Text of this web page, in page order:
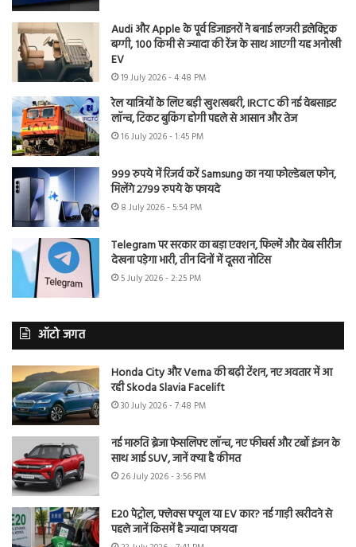
Audi और Apple के पूर्व डिजाइनरों ने बनाई लग्जरी इलेक्ट्रिक
बग्गी, 100 किमी से ज्यादा की रेंज के साथ आएगी यह अनोखी
EV
19 July 2026 - 4:48 PM
रेल यात्रियों के लिए बड़ी खुशखबरी, IRCTC की नई वेबसाइट
लॉन्च, टिकट बुकिंग होगी पहले से आसान और तेज
16 July 2026 - 1:45 PM
999 रुपये में रिजर्व करें Samsung का नया फोल्डेबल फोन,
मिलेंगे 2799 रुपये के फायदे
8 July 2026 - 5:54 PM
Telegram पर सरकार का बड़ा एक्शन, फिल्में और वेब सीरीज
देखना पड़ेगा भारी, तीन दिनों में दूसरा नोटिस
5 July 2026 - 2:25 PM
ऑटो जगत
Honda City और Verna की बढ़ी टेंशन, नए अवतार में आ
रही Skoda Slavia Facelift
30 July 2026 - 7:48 PM
नई मारुति ब्रेजा फेसलिफ्ट लॉन्च, नए फीचर्स और टर्बो इंजन के
साथ आई SUV, जानें क्या है कीमत
26 July 2026 - 3:56 PM
E20 पेट्रोल, फ्लेक्स फ्यूल या EV कार? नई गाड़ी खरीदने से
पहले जानें किसमें है ज्यादा फायदा